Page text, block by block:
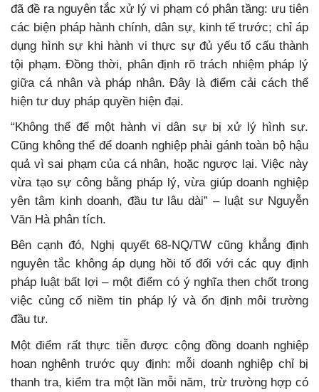
đã đề ra nguyên tắc xử lý vi phạm có phân tầng: ưu tiên
các biện pháp hành chính, dân sự, kinh tế trước; chỉ áp
dụng hình sự khi hành vi thực sự đủ yếu tố cấu thành
tội phạm. Đồng thời, phân định rõ trách nhiệm pháp lý
giữa cá nhân và pháp nhân. Đây là điểm cải cách thể
hiện tư duy pháp quyền hiện đại.
“Không thể để một hành vi dân sự bị xử lý hình sự.
Cũng không thể để doanh nghiệp phải gánh toàn bộ hậu
quả vì sai phạm của cá nhân, hoặc ngược lại. Việc này
vừa tạo sự công bằng pháp lý, vừa giúp doanh nghiệp
yên tâm kinh doanh, đầu tư lâu dài” – luật sư Nguyễn
Văn Hà phân tích.
Bên cạnh đó, Nghị quyết 68-NQ/TW cũng khẳng định
nguyên tắc không áp dụng hồi tố đối với các quy định
pháp luật bất lợi – một điểm có ý nghĩa then chốt trong
việc củng cố niềm tin pháp lý và ổn định môi trường
đầu tư.
Một điểm rất thực tiễn được cộng đồng doanh nghiệp
hoan nghênh trước quy định: mỗi doanh nghiệp chỉ bị
thanh tra, kiểm tra một lần mỗi năm, trừ trường hợp có